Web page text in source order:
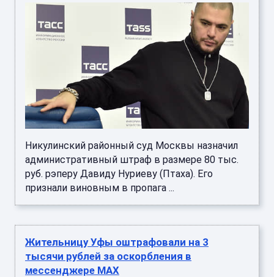
Никулинский районный суд Москвы назначил
административный штраф в размере 80 тыс.
руб. рэперу Давиду Нуриеву (Птаха). Его
признали виновным в пропага ...
Жительницу Уфы оштрафовали на 3
тысячи рублей за оскорбления в
мессенджере MAX